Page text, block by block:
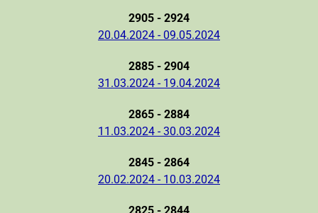
2905 - 2924
20.04.2024 - 09.05.2024
2885 - 2904
31.03.2024 - 19.04.2024
2865 - 2884
11.03.2024 - 30.03.2024
2845 - 2864
20.02.2024 - 10.03.2024